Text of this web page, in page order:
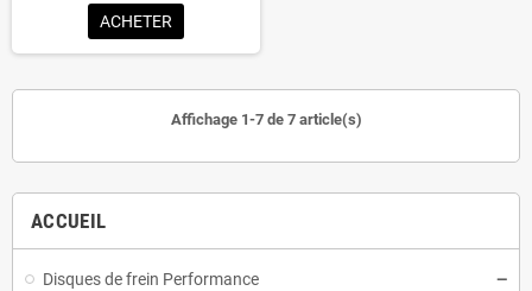
ACCUEIL
Disques de frein Performance
ACHETER
Affichage 1-7 de 7 article(s)